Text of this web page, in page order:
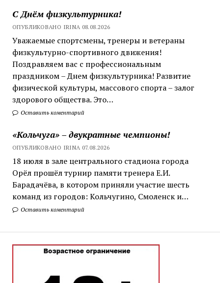
С Днём физкультурника!
ОПУБЛИКОВАНО IRINA 08.08.2026
Уважаемые спортсмены, тренеры и ветераны
физкультурно-спортивного движения!
Поздравляем вас с профессиональным
праздником – Днем физкультурника! Развитие
физической культуры, массового спорта – залог
здорового общества. Это…
Оставить коментарий
«Кольчуга» – двукратные чемпионы!
ОПУБЛИКОВАНО IRINA 07.08.2026
18 июля в зале центрального стадиона города
Орёл прошёл турнир памяти тренера Е.И.
Барадачёва, в котором приняли участие шесть
команд из городов: Кольчугино, Смоленск и…
Оставить коментарий